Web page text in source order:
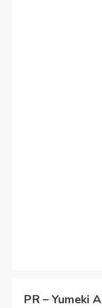
PR – Yumeki